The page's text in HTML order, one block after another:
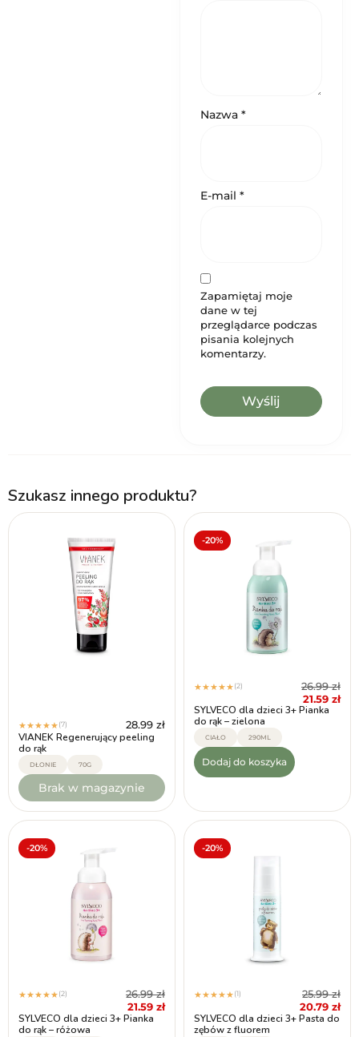
Nazwa *
E-mail *
Zapamiętaj moje
dane w tej
przeglądarce podczas
pisania kolejnych
komentarzy.
Szukasz innego produktu?
★★★★★(7) 28.99 zł
VIANEK Regenerujący peeling
do rąk
DŁONIE 70G
Brak w magazynie
-20%
★★★★★(2) 26.99zł
21.59 zł
SYLVECO dla dzieci 3+ Pianka
do rąk – zielona
CIAŁO 290ML
Dodaj do koszyka
-20%
★★★★★(2) 26.99zł
21.59 zł
SYLVECO dla dzieci 3+ Pianka
do rąk – różowa
-20%
★★★★★(1) 25.99zł
20.79 zł
SYLVECO dla dzieci 3+ Pasta do
zębów z fluorem